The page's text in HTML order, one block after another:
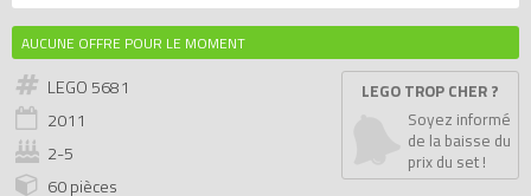
AUCUNE OFFRE POUR LE MOMENT
LEGO 5681
2011
2-5
60 pièces
LEGO TROP CHER ?
Soyez informé
de la baisse du
prix du set !